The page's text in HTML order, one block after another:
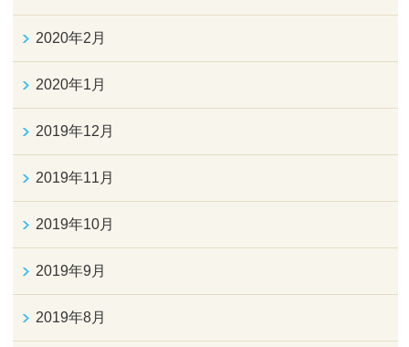
2020年2月
2020年1月
2019年12月
2019年11月
2019年10月
2019年9月
2019年8月